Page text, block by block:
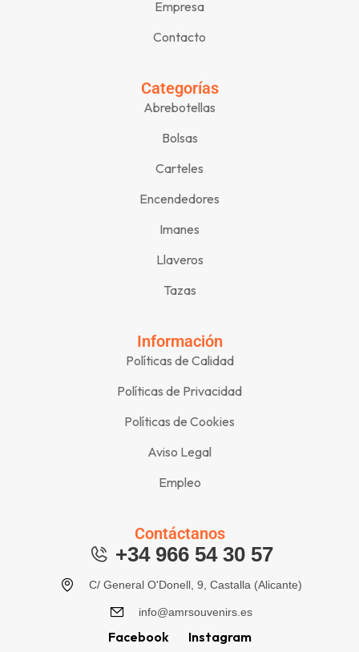
Empresa
Contacto
Categorías
Abrebotellas
Bolsas
Carteles
Encendedores
Imanes
Llaveros
Tazas
Información
Políticas de Calidad
Políticas de Privacidad
Políticas de Cookies
Aviso Legal
Empleo
Contáctanos
+34 966 54 30 57
C/ General O'Donell, 9, Castalla (Alicante)
info@amrsouvenirs.es
Facebook Instagram